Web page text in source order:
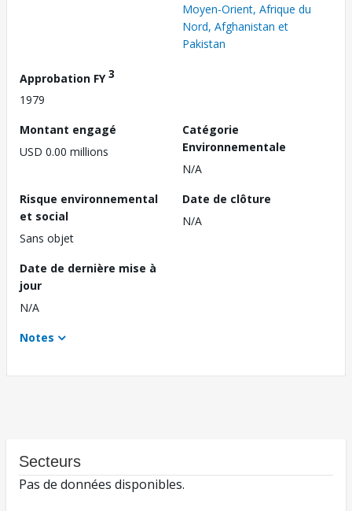
Moyen-Orient, Afrique du
Nord, Afghanistan et
Pakistan
Approbation FY3
1979
Montant engagé
USD 0.00 millions
Catégorie
Environnementale
N/A
Risque environnemental
et social
Sans objet
Date de clôture
N/A
Date de dernière mise à
jour
N/A
Notes
Secteurs
Pas de données disponibles.